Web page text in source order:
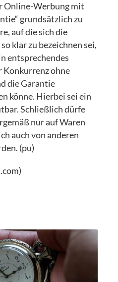
Online-Werbung mit
grundsätzlich zu
auf die sich die
klar zu bezeichnen sei,
entsprechendes
Konkurrenz ohne
die Garantie
könne. Hierbei sei ein
Schließlich dürfe
nur auf Waren
auch von anderen
(pu)